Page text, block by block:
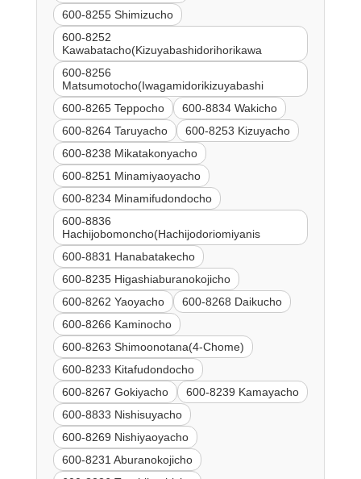
600-8255 Shimizucho
600-8252
Kawabatacho(Kizuyabashidorihorikawa
600-8256
Matsumotocho(Iwagamidorikizuyabashi
600-8265 Teppocho
600-8834 Wakicho
600-8264 Taruyacho
600-8253 Kizuyacho
600-8238 Mikatakonyacho
600-8251 Minamiyaoyacho
600-8234 Minamifudondocho
600-8836
Hachijobomoncho(Hachijodoriomiyanis
600-8831 Hanabatakecho
600-8235 Higashiaburanokojicho
600-8262 Yaoyacho
600-8268 Daikucho
600-8266 Kaminocho
600-8263 Shimoonotana(4-Chome)
600-8233 Kitafudondocho
600-8267 Gokiyacho
600-8239 Kamayacho
600-8833 Nishisuyacho
600-8269 Nishiyaoyacho
600-8231 Aburanokojicho